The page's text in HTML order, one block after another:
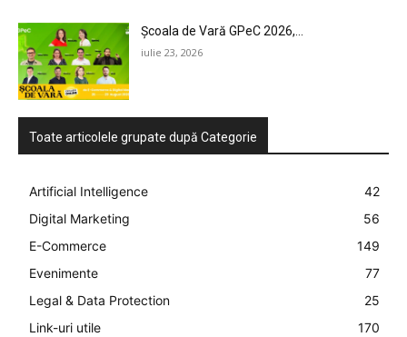
Școala de Vară GPeC 2026,...
iulie 23, 2026
Toate articolele grupate după Categorie
Artificial Intelligence
42
Digital Marketing
56
E-Commerce
149
Evenimente
77
Legal & Data Protection
25
Link-uri utile
170